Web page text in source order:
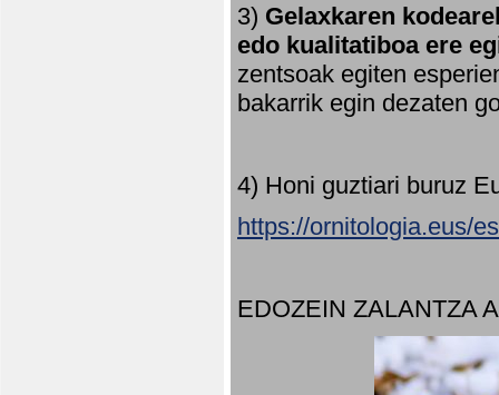
3) Gelaxkaren
edo kualitatiboa ere
zentsoak egiten
bakarrik egin dezaten
4) Honi guztiari buruz
https://ornitologia.eus/
EDOZEIN ZALANTZA